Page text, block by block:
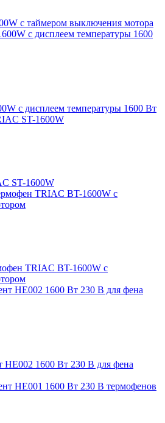
с таймером выключения мотора
c дисплеем температуры 1600 Вт
ST-1600W
TRIAC BT-1600W с
HE002 1600 Вт 230 В для фена